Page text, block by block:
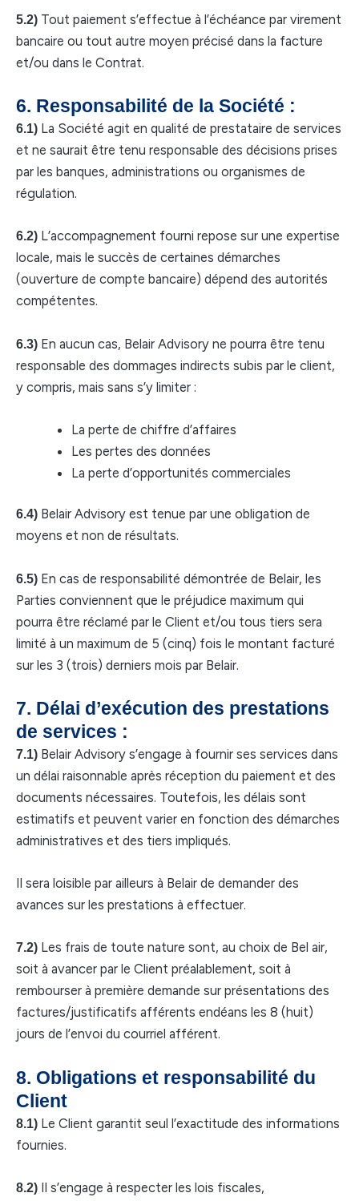
5.2) Tout paiement s’effectue à l’échéance par virement
bancaire ou tout autre moyen précisé dans la facture
et/ou dans le Contrat.
6. Responsabilité de la Société :
6.1) La Société agit en qualité de prestataire de services
et ne saurait être tenu responsable des décisions prises
par les banques, administrations ou organismes de
régulation.
6.2) L’accompagnement fourni repose sur une expertise
locale, mais le succès de certaines démarches
(ouverture de compte bancaire) dépend des autorités
compétentes.
6.3) En aucun cas, Belair Advisory ne pourra être tenu
responsable des dommages indirects subis par le client,
y compris, mais sans s’y limiter :
La perte de chiffre d’affaires
Les pertes des données
La perte d’opportunités commerciales
6.4) Belair Advisory est tenue par une obligation de
moyens et non de résultats.
6.5) En cas de responsabilité démontrée de Belair, les
Parties conviennent que le préjudice maximum qui
pourra être réclamé par le Client et/ou tous tiers sera
limité à un maximum de 5 (cinq) fois le montant facturé
sur les 3 (trois) derniers mois par Belair.
7. Délai d’exécution des prestations
de services :
7.1) Belair Advisory s’engage à fournir ses services dans
un délai raisonnable après réception du paiement et des
documents nécessaires. Toutefois, les délais sont
estimatifs et peuvent varier en fonction des démarches
administratives et des tiers impliqués.
Il sera loisible par ailleurs à Belair de demander des
avances sur les prestations à effectuer.
7.2) Les frais de toute nature sont, au choix de Bel air,
soit à avancer par le Client préalablement, soit à
rembourser à première demande sur présentations des
factures/justificatifs afférents endéans les 8 (huit)
jours de l’envoi du courriel afférent.
8. Obligations et responsabilité du
Client
8.1) Le Client garantit seul l’exactitude des informations
fournies.
8.2) Il s’engage à respecter les lois fiscales,